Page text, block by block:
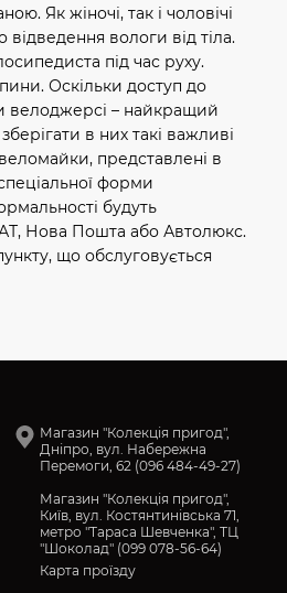
Як жіночі, так і чоловічі
вологи від тіла.
під час руху.
Оскільки доступ до
велоджерсі – найкращий
в них такі важливі
представлені в
форми
будуть
Нова Пошта або Автолюкс.
що обслуговується
Магазин "Колекція пригод",
Дніпро, вул. Набережна
Перемоги, 62 (096 484-49-27)
Магазин "Колекція пригод",
Київ, вул. Костянтинівська 71,
метро "Тараса Шевченка", ТЦ
"Шоколад" (099 078-56-64)
Карта проїзду